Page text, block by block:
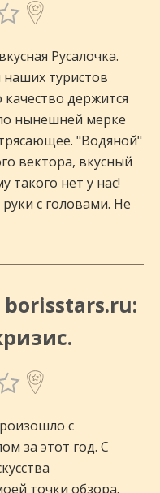
Русалочка.
туристов
держится
нынешней мерке
"Водяной"
вектора, вкусный
такого нет у нас!
с головами. Не
с
за этот год. С
точки обзора.